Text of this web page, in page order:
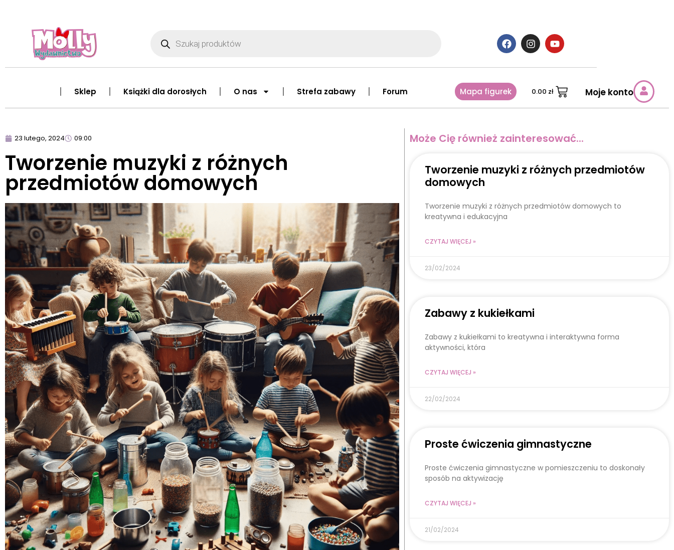
Sklep Książki dla dorosłych O nas Strefa zabawy Forum Mapa figurek 0.00 zł Moje konto
23 lutego, 2024 09:00
Tworzenie muzyki z różnych
przedmiotów domowych
Może Cię również zainteresować...
Tworzenie muzyki z różnych przedmiotów
domowych
Tworzenie muzyki z różnych przedmiotów domowych to
kreatywna i edukacyjna
CZYTAJ WIĘCEJ »
23/02/2024
Zabawy z kukiełkami
Zabawy z kukiełkami to kreatywna i interaktywna forma
aktywności, która
CZYTAJ WIĘCEJ »
22/02/2024
Proste ćwiczenia gimnastyczne
Proste ćwiczenia gimnastyczne w pomieszczeniu to doskonały
sposób na aktywizację
CZYTAJ WIĘCEJ »
21/02/2024